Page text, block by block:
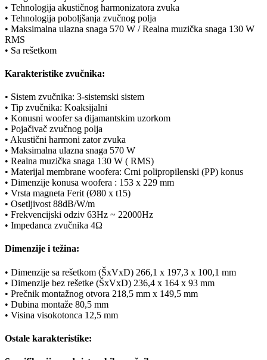
• Tehnologija akustičnog harmonizatora zvuka
• Tehnologija poboljšanja zvučnog polja
• Maksimalna ulazna snaga 570 W / Realna muzička snaga 130 W
RMS
• Sa rešetkom
Karakteristike zvučnika:
• Sistem zvučnika: 3-sistemski sistem
• Tip zvučnika: Koaksijalni
• Konusni woofer sa dijamantskim uzorkom
• Pojačivač zvučnog polja
• Akustični harmoni zator zvuka
• Maksimalna ulazna snaga 570 W
• Realna muzička snaga 130 W ( RMS)
• Materijal membrane woofera: Crni polipropilenski (PP) konus
• Dimenzije konusa woofera : 153 x 229 mm
• Vrsta magneta Ferit (Ø80 x t15)
• Osetljivost 88dB/W/m
• Frekvencijski odziv 63Hz ~ 22000Hz
• Impedanca zvučnika 4Ω
Dimenzije i težina:
• Dimenzije sa rešetkom (ŠxVxD) 266,1 x 197,3 x 100,1 mm
• Dimenzije bez rešetke (ŠxVxD) 236,4 x 164 x 93 mm
• Prečnik montažnog otvora 218,5 mm x 149,5 mm
• Dubina montaže 80,5 mm
• Visina visokotonca 12,5 mm
Ostale karakteristike: